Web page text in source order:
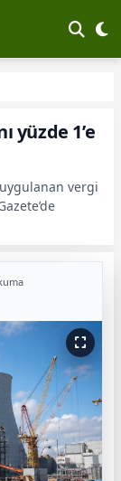
yüzde 1’e
vergi